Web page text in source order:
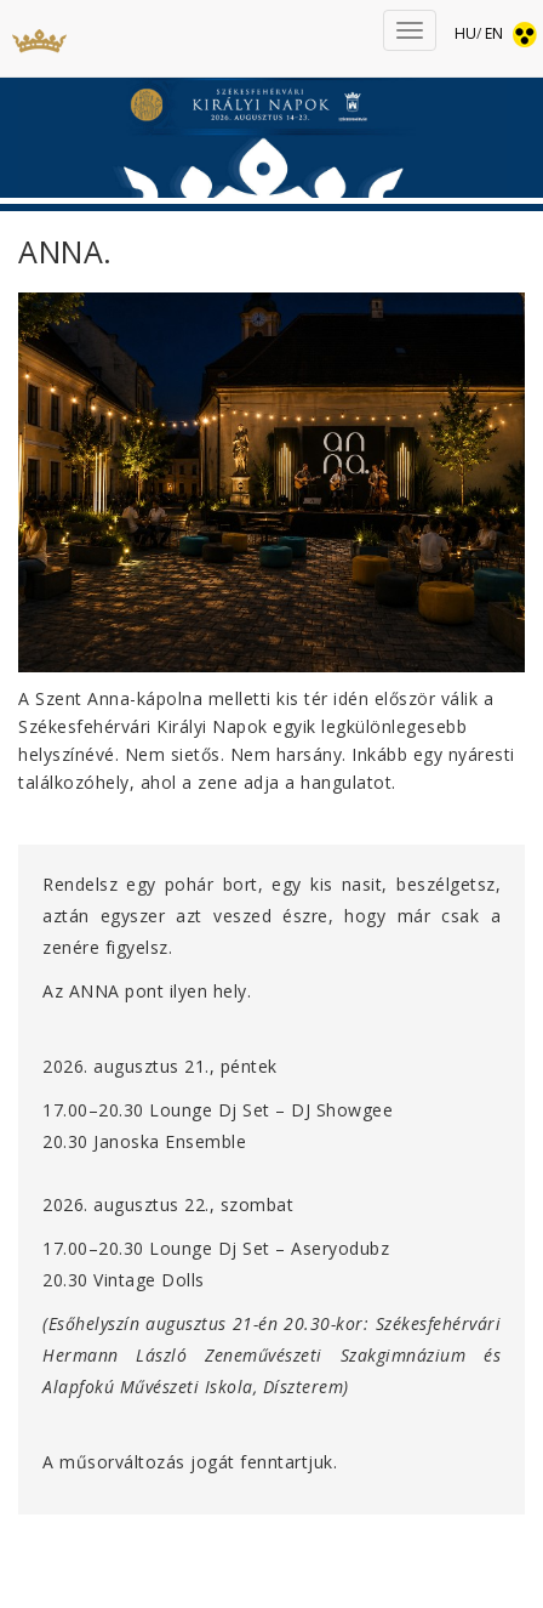
HU/EN
ANNA.
A Szent Anna-kápolna melletti kis tér idén először válik a
Székesfehérvári Királyi Napok egyik legkülönlegesebb
helyszínévé. Nem sietős. Nem harsány. Inkább egy nyáresti
találkozóhely, ahol a zene adja a hangulatot.
Rendelsz egy pohár bort, egy kis nasit, beszélgetsz,
aztán egyszer azt veszed észre, hogy már csak a
zenére figyelsz.
Az ANNA pont ilyen hely.
2026. augusztus 21., péntek
17.00–20.30 Lounge Dj Set – DJ Showgee
20.30 Janoska Ensemble
2026. augusztus 22., szombat
17.00–20.30 Lounge Dj Set – Aseryodubz
20.30 Vintage Dolls
(Esőhelyszín augusztus 21-én 20.30-kor: Székesfehérvári
Hermann László Zeneművészeti Szakgimnázium és
Alapfokú Művészeti Iskola, Díszterem)
A műsorváltozás jogát fenntartjuk.